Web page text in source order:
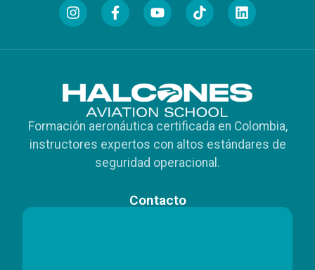
Formación aeronáutica certificada en Colombia,
instructores expertos con altos estándares de
seguridad operacional.
Contacto